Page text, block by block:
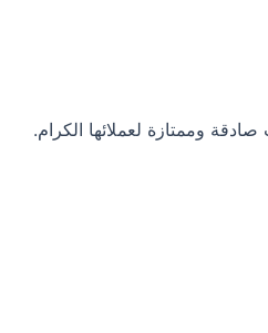
وممتازة لعملائها الكرام.